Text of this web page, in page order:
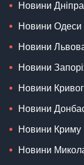
Новини Дніпра
Новини Одеси
Новини
Новини
Новини
Новини
Новини Криму
Новини